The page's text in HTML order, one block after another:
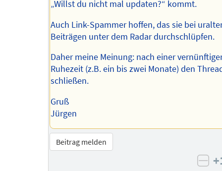
„Willst du nicht mal updaten?“ kommt.
Auch Link-Spammer hoffen, das sie bei
Beiträgen unter dem Radar durchschlüpfen.
Daher meine Meinung: nach einer
Ruhezeit (z.B. ein bis zwei Monate) den
schließen.
Gruß
Jürgen
Beitrag melden